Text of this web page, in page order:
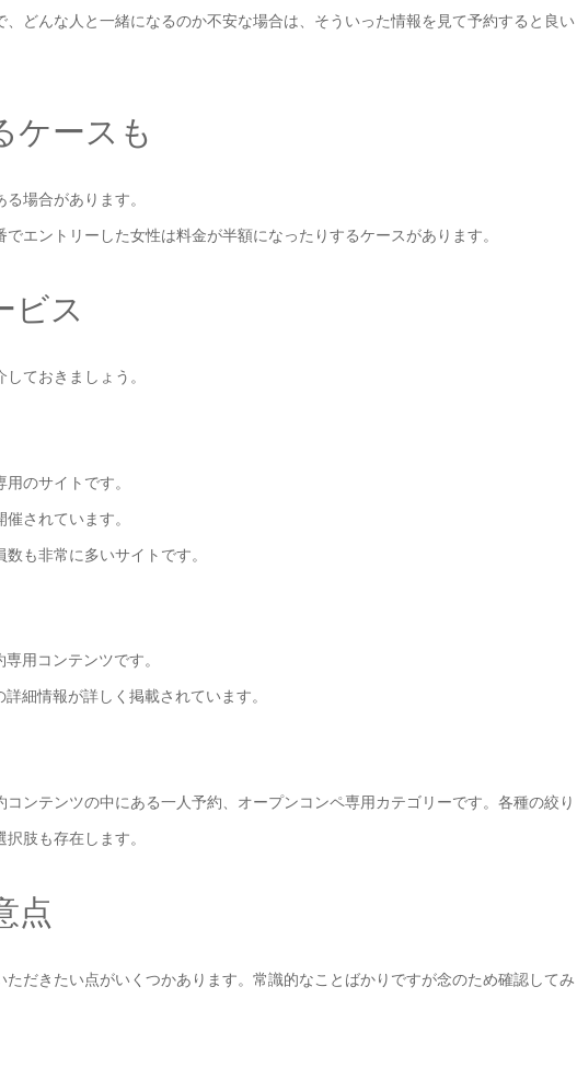
どんな人と一緒になるのか不安な場合は、そういった情報を見て予約すると良い
ケースも
場合があります。
エントリーした女性は料金が半額になったりするケースがあります。
ビス
ておきましょう。
のサイトです。
されています。
も非常に多いサイトです。
用コンテンツです。
細情報が詳しく掲載されています。
ンテンツの中にある一人予約、オープンコンペ専用カテゴリーです。各種の絞り
肢も存在します。
点
だきたい点がいくつかあります。常識的なことばかりですが念のため確認してみ